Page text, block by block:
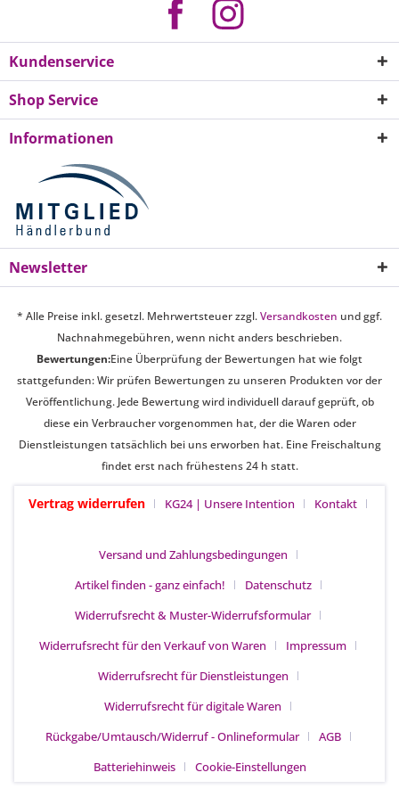
Kundenservice
Shop Service
Informationen
Newsletter
* Alle Preise inkl. gesetzl. Mehrwertsteuer zzgl.Versandkosten und ggf.
Nachnahmegebühren, wenn nicht anders beschrieben.
Bewertungen:Eine Überprüfung der Bewertungen hat wie folgt
stattgefunden: Wir prüfen Bewertungen zu unseren Produkten vor der
Veröffentlichung. Jede Bewertung wird individuell darauf geprüft, ob
diese ein Verbraucher vorgenommen hat, der die Waren oder
Dienstleistungen tatsächlich bei uns erworben hat. Eine Freischaltung
findet erst nach frühestens 24 h statt.
Vertrag widerrufen KG24 | Unsere Intention Kontakt
Versand und Zahlungsbedingungen
Artikel finden - ganz einfach!
Datenschutz
Widerrufsrecht & Muster-Widerrufsformular
Widerrufsrecht für den Verkauf von Waren
Impressum
Widerrufsrecht für Dienstleistungen
Widerrufsrecht für digitale Waren
Rückgabe/Umtausch/Widerruf - Onlineformular
AGB
Batteriehinweis
Cookie-Einstellungen